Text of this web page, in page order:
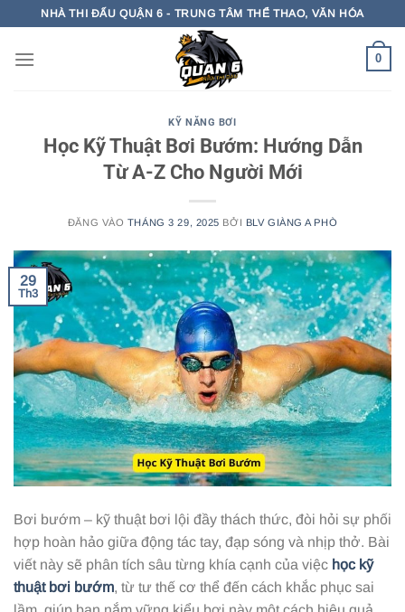
nội
NHÀ THI ĐẤU QUẬN 6 - TRUNG TÂM THỂ THAO, VĂN HÓA
0
KỸ NĂNG BƠI
Học Kỹ Thuật Bơi Bướm: Hướng Dẫn
Từ A-Z Cho Người Mới
ĐĂNG VÀO THÁNG 3 29, 2025 BỞI BLV GIÀNG A PHÒ
29
Th3
Bơi bướm – kỹ thuật bơi lội đầy thách thức, đòi hỏi sự phối
hợp hoàn hảo giữa động tác tay, đạp sóng và nhịp thở. Bài
viết này sẽ phân tích sâu từng khía cạnh của việc học kỹ
thuật bơi bướm, từ tư thế cơ thể đến cách khắc phục sai